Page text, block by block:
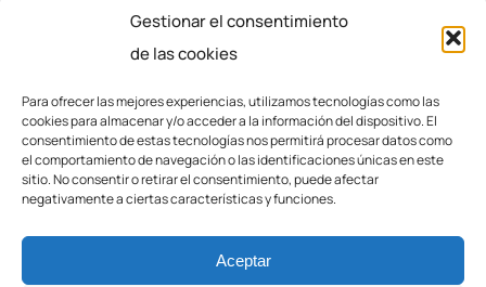
Gestionar el consentimiento
de las cookies
Para ofrecer las mejores experiencias, utilizamos tecnologías como las
cookies para almacenar y/o acceder a la información del dispositivo. El
consentimiento de estas tecnologías nos permitirá procesar datos como
el comportamiento de navegación o las identificaciones únicas en este
sitio. No consentir o retirar el consentimiento, puede afectar
negativamente a ciertas características y funciones.
Aceptar
+34 987 57 23 23
secretaria.efplarobla@fpaspasia.com
Politica de privacidad